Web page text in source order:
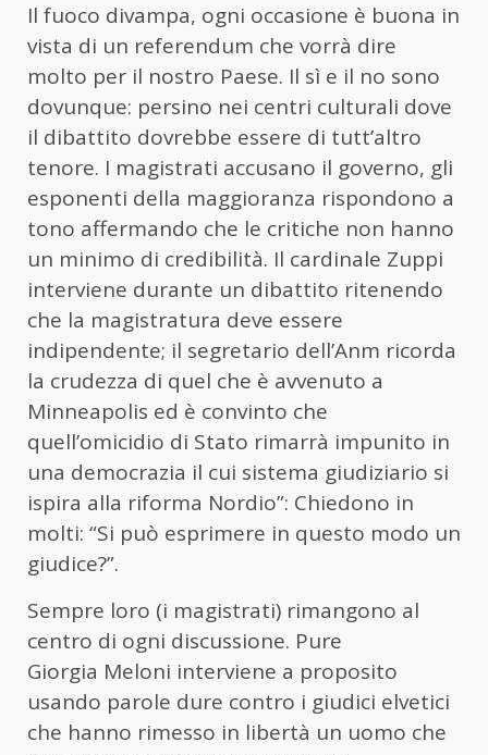
Il fuoco divampa, ogni occasione è buona in
vista di un referendum che vorrà dire
molto per il nostro Paese. Il sì e il no sono
dovunque: persino nei centri culturali dove
il dibattito dovrebbe essere di tutt’altro
tenore. I magistrati accusano il governo, gli
esponenti della maggioranza rispondono a
tono affermando che le critiche non hanno
un minimo di credibilità. Il cardinale Zuppi
interviene durante un dibattito ritenendo
che la magistratura deve essere
indipendente; il segretario dell’Anm ricorda
la crudezza di quel che è avvenuto a
Minneapolis ed è convinto che
quell’omicidio di Stato rimarrà impunito in
una democrazia il cui sistema giudiziario si
ispira alla riforma Nordio”: Chiedono in
molti: “Si può esprimere in questo modo un
giudice?”.
Sempre loro (i magistrati) rimangono al
centro di ogni discussione. Pure
Giorgia Meloni interviene a proposito
usando parole dure contro i giudici elvetici
che hanno rimesso in libertà un uomo che